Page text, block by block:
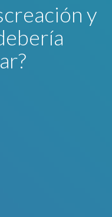
y